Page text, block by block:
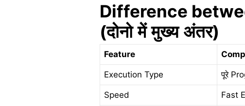
Difference
(दोनो में मुख्य अंतर)
Feature
Execution Type पूरे
Speed Fast